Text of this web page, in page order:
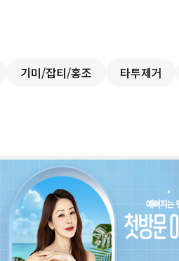
기미/잡티/홍조 타투제거